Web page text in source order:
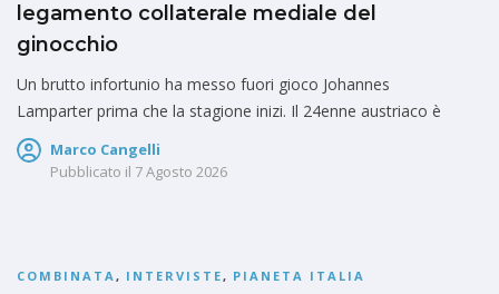
legamento collaterale mediale del
ginocchio
Un brutto infortunio ha messo fuori gioco Johannes
Lamparter prima che la stagione inizi. Il 24enne austriaco è
Marco Cangelli
Pubblicato il 7 Agosto 2026
COMBINATA, INTERVISTE, PIANETA ITALIA